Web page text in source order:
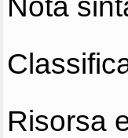
Risorsa